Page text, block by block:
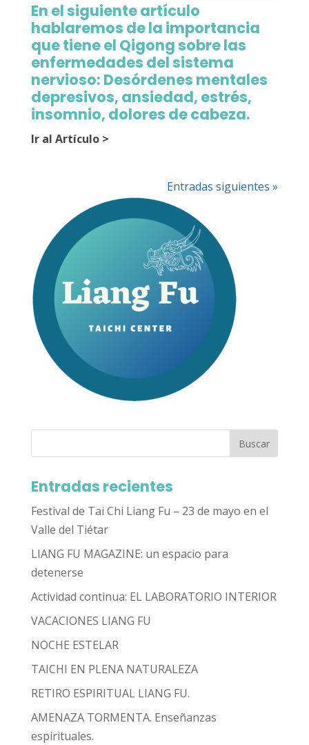
En el siguiente artículo
hablaremos de la importancia
que tiene el Qigong sobre las
enfermedades del sistema
nervioso: Desórdenes mentales
depresivos, ansiedad, estrés,
insomnio, dolores de cabeza.
Ir al Artículo >
Entradas siguientes »
Entradas recientes
Festival de Tai Chi Liang Fu – 23 de mayo en el
Valle del Tiétar
LIANG FU MAGAZINE: un espacio para
detenerse
Actividad continua: EL LABORATORIO INTERIOR
VACACIONES LIANG FU
NOCHE ESTELAR
TAICHI EN PLENA NATURALEZA
RETIRO ESPIRITUAL LIANG FU.
AMENAZA TORMENTA. Enseñanzas
espirituales.